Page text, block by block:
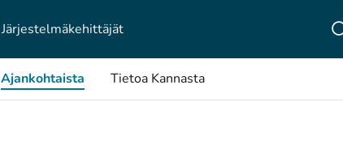
Järjestelmä­kehittäjät
Ajankohtaista Tietoa Kannasta